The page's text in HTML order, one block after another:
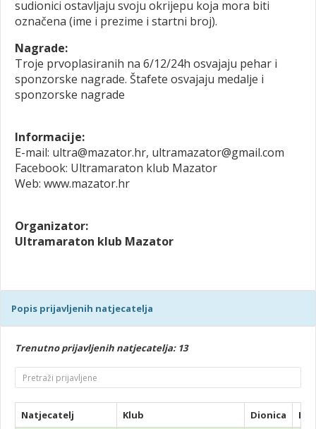
sudionici ostavljaju svoju okrijepu koja mora biti
označena (ime i prezime i startni broj).
Nagrade:
Troje prvoplasiranih na 6/12/24h osvajaju pehar i
sponzorske nagrade. Štafete osvajaju medalje i
sponzorske nagrade
Informacije:
E-mail: ultra@mazator.hr, ultramazator@gmail.com
Facebook: Ultramaraton klub Mazator
Web: www.mazator.hr
Organizator:
Ultramaraton klub Mazator
Popis prijavljenih natjecatelja
Trenutno prijavljenih natjecatelja: 13
Natjecatelj Klub Dionica